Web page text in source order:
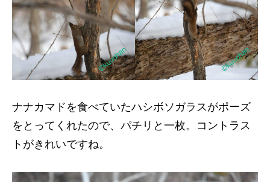
ナナカマドを食べていたハシボソガラスがポーズ
をとってくれたので、パチリと一枚。コントラス
トがきれいですね。